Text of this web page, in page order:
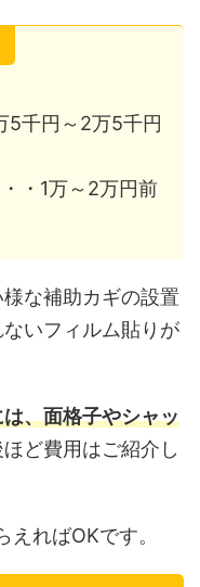
5千円～2万5千円
・1万～2万円前
な補助カギの設置
いフィルム貼りが
、面格子やシャッ
ほど費用はご紹介し
ればOKです。